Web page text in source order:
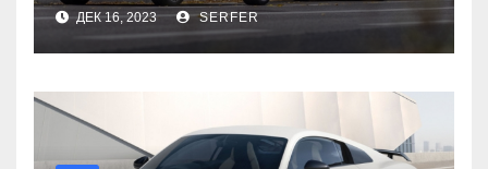
ДЕК 16, 2023 SERFER